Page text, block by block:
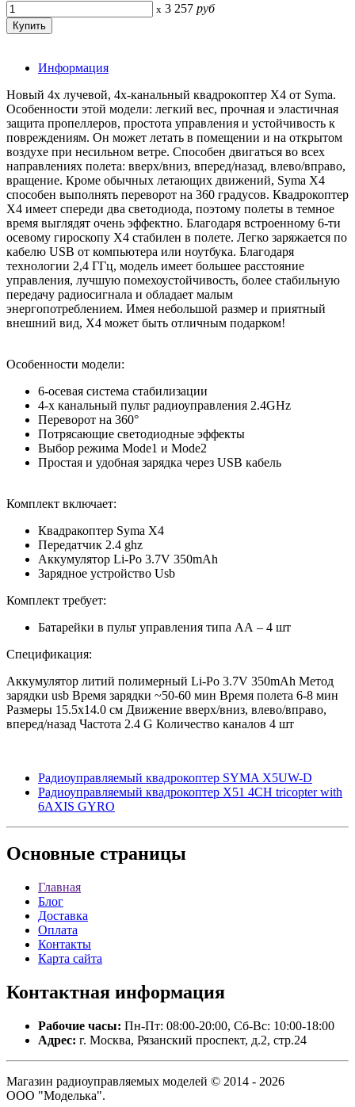
x 3 257 руб
Информация
Новый 4х лучевой, 4х-канальный квадрокоптер X4 от Syma.
Особенности этой модели: легкий вес, прочная и эластичная
защита пропеллеров, простота управления и устойчивость к
повреждениям. Он может летать в помещении и на открытом
воздухе при несильном ветре. Способен двигаться во всех
направлениях полета: вверх/вниз, вперед/назад, влево/вправо,
вращение. Кроме обычных летающих движений, Syma X4
способен выполнять переворот на 360 градусов. Квадрокоптер
X4 имеет спереди два светодиода, поэтому полеты в темное
время выглядят очень эффектно. Благодаря встроенному 6-ти
осевому гироскопу X4 стабилен в полете. Легко заряжается по
кабелю USB от компьютера или ноутбука. Благодаря
технологии 2,4 ГГц, модель имеет большее расстояние
управления, лучшую помехоустойчивость, более стабильную
передачу радиосигнала и обладает малым
энергопотреблением. Имея небольшой размер и приятный
внешний вид, X4 может быть отличным подарком!
Особенности модели:
6-осевая система стабилизации
4-х канальный пульт радиоуправления 2.4GHz
Переворот на 360°
Потрясающие светодиодные эффекты
Выбор режима Mode1 и Mode2
Простая и удобная зарядка через USB кабель
Комплект включает:
Квадракоптер Syma X4
Передатчик 2.4 ghz
Аккумулятор Li-Po 3.7V 350mAh
Зарядное устройство Usb
Комплект требует:
Батарейки в пульт управления типа АА – 4 шт
Спецификация:
Аккумулятор литий полимерный Li-Po 3.7V 350mAh Метод
зарядки usb Время зарядки ~50-60 мин Время полета 6-8 мин
Размеры 15.5х14.0 см Движение вверх/вниз, влево/вправо,
вперед/назад Частота 2.4 G Количество каналов 4 шт
Радиоуправляемый квадрокоптер SYMA X5UW-D
Радиоуправляемый квадрокоптер X51 4CH tricopter with
6AXIS GYRO
Основные страницы
Главная
Блог
Доставка
Оплата
Контакты
Карта сайта
Контактная информация
Рабочие часы: Пн-Пт: 08:00-20:00, Сб-Вс: 10:00-18:00
Адрес: г. Москва, Рязанский проспект, д.2, стр.24
Магазин радиоуправляемых моделей © 2014 - 2026
ООО "Моделька".